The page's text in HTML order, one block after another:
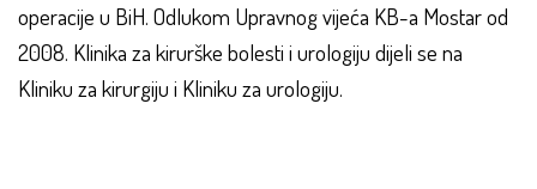
operacije u BiH. Odlukom Upravnog vijeća KB-a Mostar od
2008. Klinika za kirurške bolesti i urologiju dijeli se na
Kliniku za kirurgiju i Kliniku za urologiju.